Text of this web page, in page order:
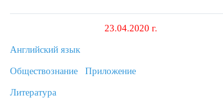
23.04.2020 г.
Английский язык
Обществознание Приложение
Литература